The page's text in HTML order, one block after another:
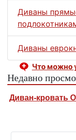
Диваны
Диваны
Что можно
Недавно
Диван-кровать